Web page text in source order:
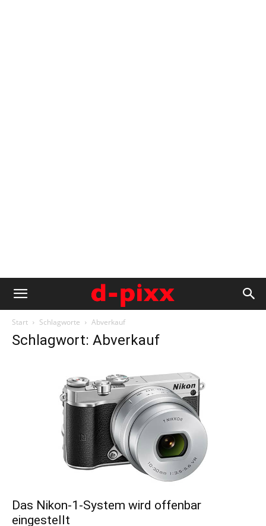
Start Schlagworte Abverkauf
Schlagwort: Abverkauf
Das Nikon-1-System wird offenbar
eingestellt